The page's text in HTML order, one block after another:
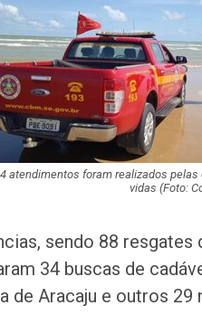
atendimentos foram realizados pelas
vidas (Foto:
sendo 88 resgates
34 buscas de
de Aracaju e outros 29